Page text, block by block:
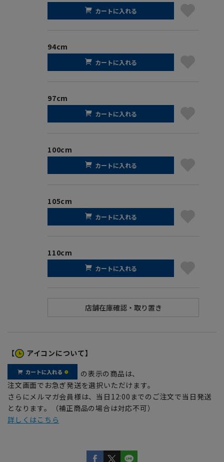
カートに入れる
94cm
カートに入れる
97cm
カートに入れる
100cm
カートに入れる
105cm
カートに入れる
110cm
カートに入れる
【 アイコンについて】
の表示の商品は、
注文画面でお急ぎ発送を選択いただけます。
さらにメルマガ会員様は、当日12:00までのご注文で当日発送
となります。（補正商品の場合は対応不可）
詳しくはこちら